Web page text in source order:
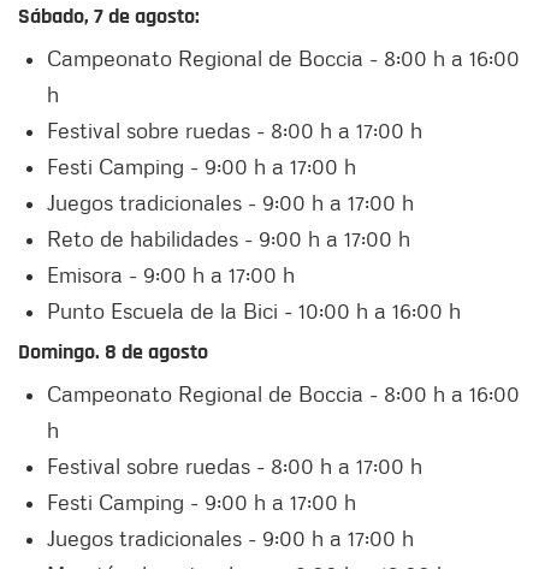
Sábado, 7 de agosto:
Campeonato Regional de Boccia - 8:00 h a 16:00
h
Festival sobre ruedas - 8:00 h a 17:00 h
Festi Camping - 9:00 h a 17:00 h
Juegos tradicionales - 9:00 h a 17:00 h
Reto de habilidades - 9:00 h a 17:00 h
Emisora - 9:00 h a 17:00 h
Punto Escuela de la Bici - 10:00 h a 16:00 h
Domingo. 8 de agosto
Campeonato Regional de Boccia - 8:00 h a 16:00
h
Festival sobre ruedas - 8:00 h a 17:00 h
Festi Camping - 9:00 h a 17:00 h
Juegos tradicionales - 9:00 h a 17:00 h